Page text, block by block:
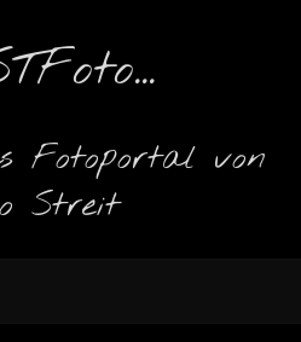
Fotoportal von
Streit